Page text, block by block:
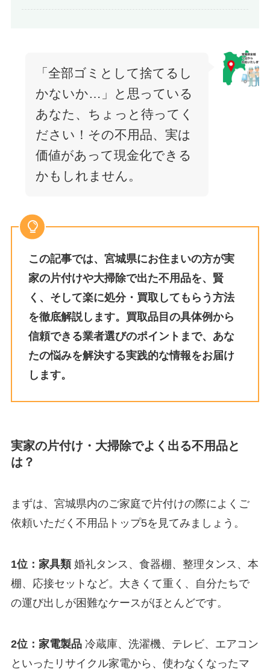
「全部ゴミとして捨てるし
かないか…」と思っている
あなた、ちょっと待ってく
ださい！その不用品、実は
価値があって現金化できる
かもしれません。
この記事では、宮城県にお住まいの方が実
家の片付けや大掃除で出た不用品を、賢
く、そして楽に処分・買取してもらう方法
を徹底解説します。買取品目の具体例から
信頼できる業者選びのポイントまで、あな
たの悩みを解決する実践的な情報をお届け
します。
実家の片付け・大掃除でよく出る不用品と
は？
まずは、宮城県内のご家庭で片付けの際によくご
依頼いただく不用品トップ5を見てみましょう。
1位：家具類婚礼タンス、食器棚、整理タンス、本
棚、応接セットなど。大きくて重く、自分たちで
の運び出しが困難なケースがほとんどです。
2位：家電製品冷蔵庫、洗濯機、テレビ、エアコン
といったリサイクル家電から、使わなくなったマ